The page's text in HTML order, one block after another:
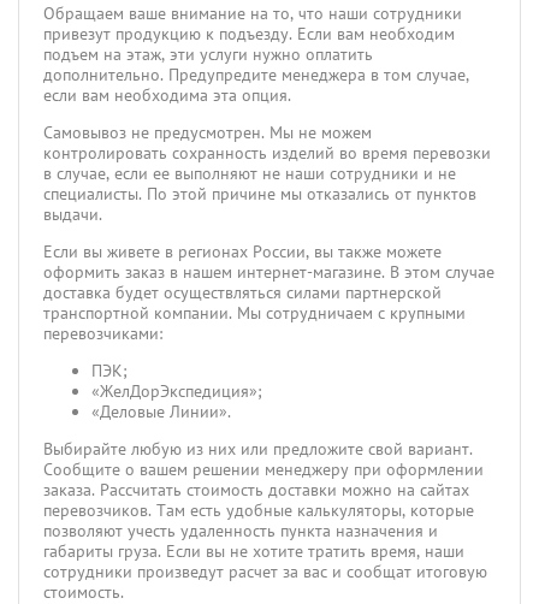
Обращаем ваше внимание на то, что наши сотрудники
привезут продукцию к подъезду. Если вам необходим
подъем на этаж, эти услуги нужно оплатить
дополнительно. Предупредите менеджера в том случае,
если вам необходима эта опция.
Самовывоз не предусмотрен. Мы не можем
контролировать сохранность изделий во время перевозки
в случае, если ее выполняют не наши сотрудники и не
специалисты. По этой причине мы отказались от пунктов
выдачи.
Если вы живете в регионах России, вы также можете
оформить заказ в нашем интернет-магазине. В этом случае
доставка будет осуществляться силами партнерской
транспортной компании. Мы сотрудничаем с крупными
перевозчиками:
ПЭК;
«ЖелДорЭкспедиция»;
«Деловые Линии».
Выбирайте любую из них или предложите свой вариант.
Сообщите о вашем решении менеджеру при оформлении
заказа. Рассчитать стоимость доставки можно на сайтах
перевозчиков. Там есть удобные калькуляторы, которые
позволяют учесть удаленность пункта назначения и
габариты груза. Если вы не хотите тратить время, наши
сотрудники произведут расчет за вас и сообщат итоговую
стоимость.